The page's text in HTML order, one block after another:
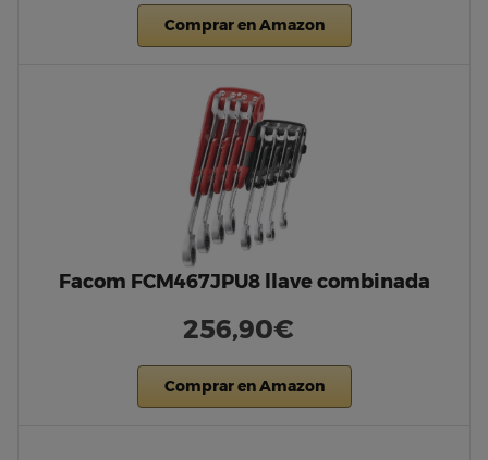
Comprar en Amazon
Facom FCM467JPU8 llave combinada
256,90€
Comprar en Amazon